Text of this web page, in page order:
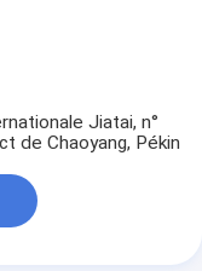
Jiatai, n°
de Chaoyang, Pékin